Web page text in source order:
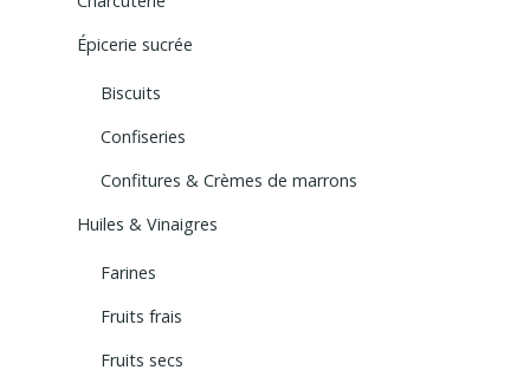
Épicerie sucrée
Biscuits
Confiseries
Confitures & Crèmes de marrons
Huiles & Vinaigres
Farines
Fruits frais
Fruits secs